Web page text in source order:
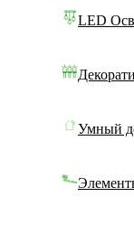
LED
Умный